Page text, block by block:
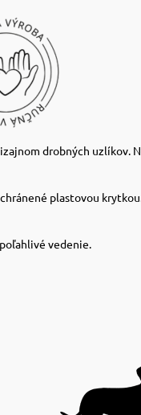
drobných uzlíkov.
plastovou
vedenie.